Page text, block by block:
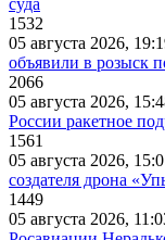
суда
1532
05 августа 2026,
объявили в розыск
2066
05 августа 2026,
России ракетное
1561
05 августа 2026,
создателя дрона
1449
05 августа 2026,